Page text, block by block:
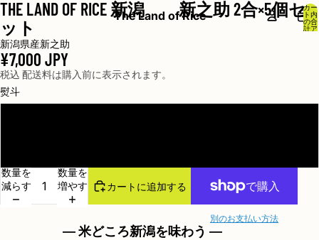
The Land of Rice
カー
ト内
の合
計ア
THE LAND OF RICE 新潟 新之助 2合×5個セ
ット
新潟県産新之助
¥7,000 JPY
税込 配送料は購入前に表示されます。
熨斗
数量を
減らす
数量を
増やす
カートに追加する
別のお支払い方法
― 米どころ新潟を味わう ―